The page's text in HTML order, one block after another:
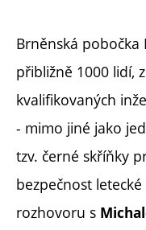
Brněnská pobočka
přibližně 1000 lidí,
kvalifikovaných
- mimo jiné jako
tzv. černé skříňky
bezpečnost
rozhovoru s